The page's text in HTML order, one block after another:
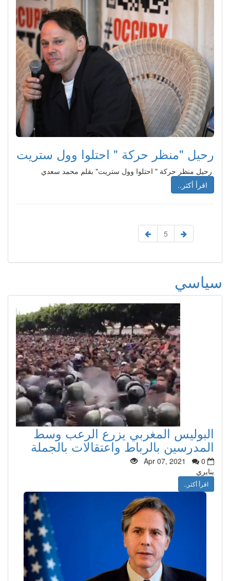
رحيل "منظر حركة " احتلوا وول ستريت
رحيل منظر حركة " احتلوا وول ستريت" بقلم محمد سعدي
اقرأ أكثر..
سياسي
البوليس المغربي يزرع الرعب وسط
المدرسين بالرباط واعتقالات بالجملة
Apr 07, 2021
0
ينايري
اقرأ أكثر..